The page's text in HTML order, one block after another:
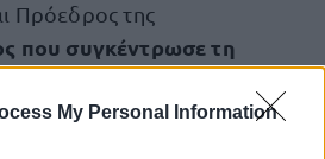
My Personal Information
Πρόεδρος της
που συγκέντρωσε τη